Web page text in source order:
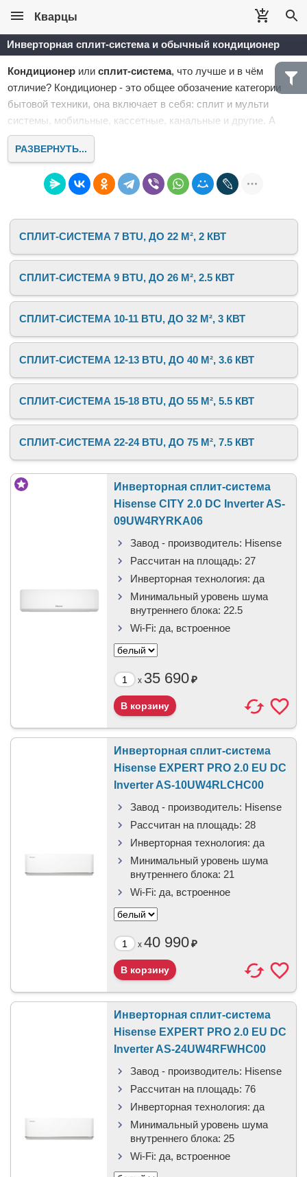
Кварцы
Инверторная сплит-система и обычный кондиционер
Кондиционер или сплит-система, что лучше и в чём
отличие? Кондиционер - это общее обозачение категории
бытовой техники, она включает в себя: сплит и мульти
системы, мобильные, кассетные, канальные и другие. А
сплит система - это разновидность кондиционера,
состоящего из 2 блоков: внутренний блок (внутри помещения
наружный блок (за окном, уровень шума от 45 дБ).
с установкой под ключ Люберцы - Жулебино - Москва и в
радиусе вокруг, пишите или звоните +7-962-961-02-49.
РАЗВЕРНУТЬ...
СПЛИТ-СИСТЕМА 7 BTU, ДО 22 М², 2 КВТ
СПЛИТ-СИСТЕМА 9 BTU, ДО 26 М², 2.5 КВТ
СПЛИТ-СИСТЕМА 10-11 BTU, ДО 32 М², 3 КВТ
СПЛИТ-СИСТЕМА 12-13 BTU, ДО 40 М², 3.6 КВТ
СПЛИТ-СИСТЕМА 15-18 BTU, ДО 55 М², 5.5 КВТ
СПЛИТ-СИСТЕМА 22-24 BTU, ДО 75 М², 7.5 КВТ
Инверторная сплит-система
Hisense CITY 2.0 DC Inverter AS-
09UW4RYRKA06
Завод - производитель: Hisense
Рассчитан на площадь: 27
Инверторная технология: да
Минимальный уровень шума
внутреннего блока: 22.5
Wi-Fi: да, встроенное
x 35 690₽
Инверторная сплит-система
Hisense EXPERT PRO 2.0 EU DC
Inverter AS-10UW4RLCHC00
Завод - производитель: Hisense
Рассчитан на площадь: 28
Инверторная технология: да
Минимальный уровень шума
внутреннего блока: 21
Wi-Fi: да, встроенное
x 40 990₽
Инверторная сплит-система
Hisense EXPERT PRO 2.0 EU DC
Inverter AS-24UW4RFWHC00
Завод - производитель: Hisense
Рассчитан на площадь: 76
Инверторная технология: да
Минимальный уровень шума
внутреннего блока: 25
Wi-Fi: да, встроенное